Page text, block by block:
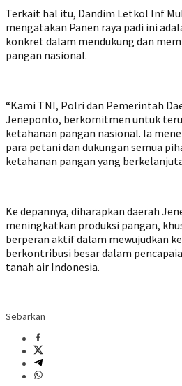
Terkait hal itu, Dandim Letkol Inf
mengatakan Panen raya padi ini
konkret dalam mendukung dan
pangan nasional.
“Kami TNI, Polri dan Pemerintah
Jeneponto, berkomitmen untuk
ketahanan pangan nasional. Ia
para petani dan dukungan semua
ketahanan pangan yang
Ke depannya, diharapkan daerah
meningkatkan produksi pangan,
berperan aktif dalam mewujudkan
berkontribusi besar dalam
tanah air Indonesia.
Sebarkan